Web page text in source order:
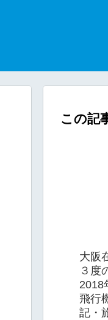
この記
大阪
３度
2018
飛行
記・